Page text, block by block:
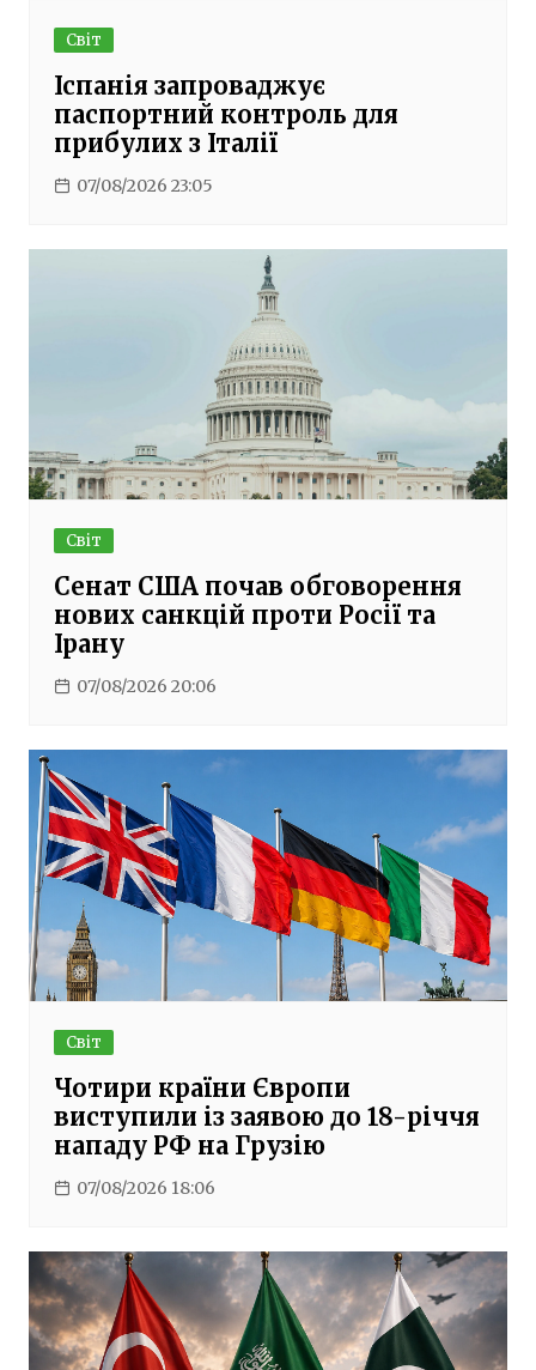
Світ
Іспанія запроваджує
паспортний контроль для
прибулих з Італії
07/08/2026 23:05
Світ
Сенат США почав обговорення
нових санкцій проти Росії та
Ірану
07/08/2026 20:06
Світ
Чотири країни Європи
виступили із заявою до 18-річчя
нападу РФ на Грузію
07/08/2026 18:06